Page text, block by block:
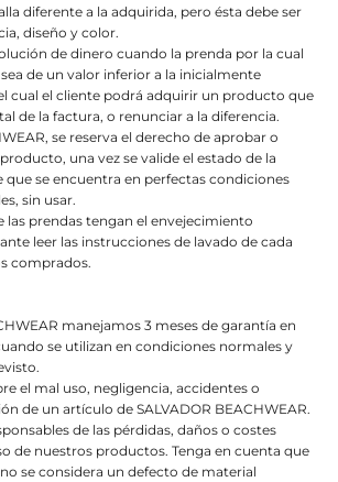
diferente a la adquirida, pero ésta debe ser
diseño y color.
de dinero cuando la prenda por la cual
de un valor inferior a la inicialmente
cual el cliente podrá adquirir un producto que
de la factura, o renunciar a la diferencia.
se reserva el derecho de aprobar o
una vez se valide el estado de la
que se encuentra en perfectas condiciones
sin usar.
las prendas tengan el envejecimiento
leer las instrucciones de lavado de cada
comprados.
manejamos 3 meses de garantía en
se utilizan en condiciones normales y
el mal uso, negligencia, accidentes o
de un artículo de SALVADOR BEACHWEAR.
de las pérdidas, daños o costes
de nuestros productos. Tenga en cuenta que
se considera un defecto de material